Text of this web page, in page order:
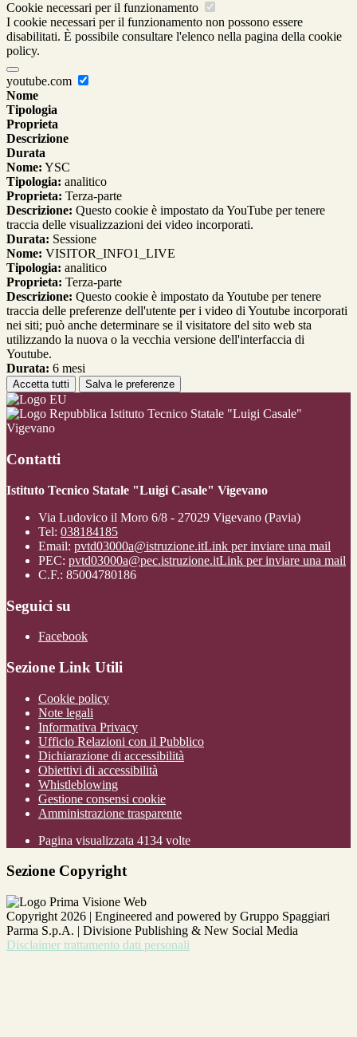
Cookie necessari per il funzionamento
I cookie necessari per il funzionamento non possono essere
disabilitati. È possibile consultare l'elenco nella pagina della cookie
policy.
youtube.com
Nome
Tipologia
Proprieta
Descrizione
Durata
Nome: YSC
Tipologia: analitico
Proprieta: Terza-parte
Descrizione: Questo cookie è impostato da YouTube per tenere
traccia delle visualizzazioni dei video incorporati.
Durata: Sessione
Nome: VISITOR_INFO1_LIVE
Tipologia: analitico
Proprieta: Terza-parte
Descrizione: Questo cookie è impostato da Youtube per tenere
traccia delle preferenze dell'utente per i video di Youtube incorporati
nei siti; può anche determinare se il visitatore del sito web sta
utilizzando la nuova o la vecchia versione dell'interfaccia di
Youtube.
Durata: 6 mesi
Accetta tutti Salva le preferenze
Istituto Tecnico Statale "Luigi Casale"
Vigevano
Contatti
Istituto Tecnico Statale "Luigi Casale" Vigevano
Via Ludovico il Moro 6/8 - 27029 Vigevano (Pavia)
Tel: 038184185
Email: pvtd03000a@istruzione.itLink per inviare una mail
PEC: pvtd03000a@pec.istruzione.itLink per inviare una mail
C.F.: 85004780186
Seguici su
Facebook
Sezione Link Utili
Cookie policy
Note legali
Informativa Privacy
Ufficio Relazioni con il Pubblico
Dichiarazione di accessibilità
Obiettivi di accessibilità
Whistleblowing
Gestione consensi cookie
Amministrazione trasparente
Pagina visualizzata 4134 volte
Sezione Copyright
Copyright 2026 | Engineered and powered by Gruppo Spaggiari
Parma S.p.A. | Divisione Publishing & New Social Media
Disclaimer trattamento dati personali